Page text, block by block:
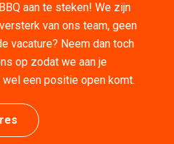
aan te steken! We zijn
van ons team, geen
vacature? Neem dan toch
op zodat we aan je
wel een positie open komt.